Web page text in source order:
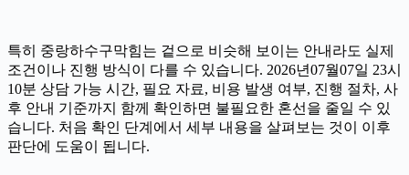
특히 중랑하수구막힘는 겉으로 비슷해 보이는 안내라도 실제
조건이나 진행 방식이 다를 수 있습니다. 2026년07월07일 23시
10분 상담 가능 시간, 필요 자료, 비용 발생 여부, 진행 절차, 사
후 안내 기준까지 함께 확인하면 불필요한 혼선을 줄일 수 있
습니다. 처음 확인 단계에서 세부 내용을 살펴보는 것이 이후
판단에 도움이 됩니다.